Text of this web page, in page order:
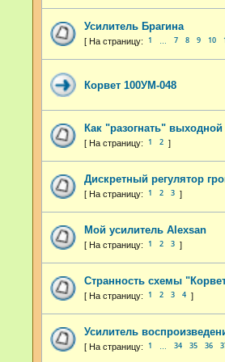
Усилитель Брагина
1 7 8 9 10
Корвет 100УМ-048
Как "разогнать"
1 2
Дискретный регулятор
1 2 3
Мой усилитель Alexsan
1 2 3
Странность схемы
1 2 3 4
Усилитель
1 34 35 36